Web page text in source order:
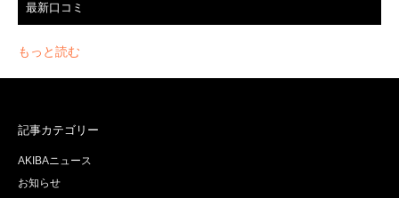
最新口コミ
もっと読む
記事カテゴリー
AKIBAニュース
お知らせ